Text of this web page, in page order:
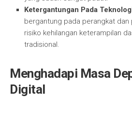
Ketergantungan Pada
bergantung pada perangkat dan
risiko kehilangan keterampilan
tradisional.
Menghadapi Masa
Digital